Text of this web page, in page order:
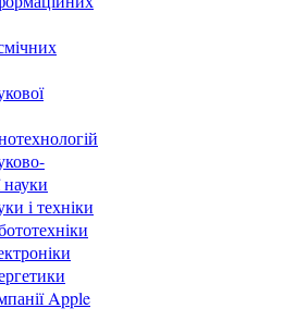
науки
і техніки
Apple